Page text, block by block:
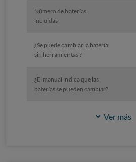
Número de baterías
incluidas
¿Se puede cambiar la batería
sin herramientas ?
¿El manual indica que las
baterías se pueden cambiar?
Ver más